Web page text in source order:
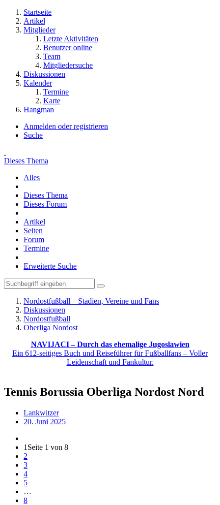
Startseite
Artikel
Mitglieder
Letzte Aktivitäten
Benutzer online
Team
Mitgliedersuche
Diskussionen
Kalender
Termine
Karte
Hangman
Anmelden oder registrieren
Suche
Dieses Thema
Alles
Dieses Thema
Dieses Forum
Artikel
Seiten
Forum
Termine
Erweiterte Suche
Nordostfußball – Stadien, Vereine und Fans
Diskussionen
Nordostfußball
Oberliga Nordost
NAVIJACI – Durch das ehemalige Jugoslawien
Ein 612-seitiges Buch und Reiseführer für Fußballfans – Voller
Leidenschaft und Fankultur.
Tennis Borussia Oberliga Nordost Nord
Lankwitzer
20. Juni 2025
1 Seite 1 von 8
2
3
4
5
…
8